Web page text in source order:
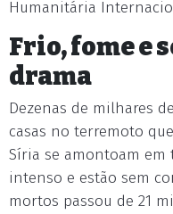
Humanitária
Frio, fome e
drama
Dezenas de milhares
casas no terremoto
Síria se amontoam
intenso e estão sem
mortos passou de 21